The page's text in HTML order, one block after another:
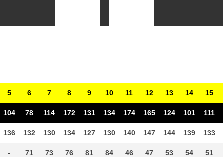
5
104
136
-
6
78
132
71
7
114
130
73
8
172
134
76
9
131
127
81
10
134
130
84
11
174
140
46
12
165
147
47
13
124
144
53
14
101
139
54
15
111
133
51